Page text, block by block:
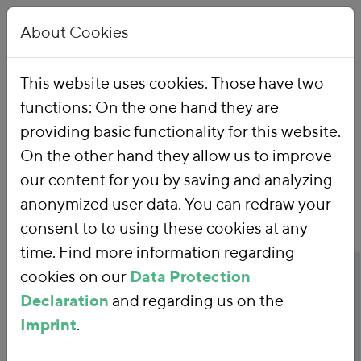
Publications
Publicationtitle
Literaturrecherche zu
Studien, die eine
About Cookies
This website uses cookies. Those have two
functions: On the one hand they are
providing basic functionality for this website.
On the other hand they allow us to improve
our content for you by saving and analyzing
anonymized user data. You can redraw your
consent to to using these cookies at any
time. Find more information regarding
cookies on our Data Protection
Declaration and regarding us on the
Imprint.